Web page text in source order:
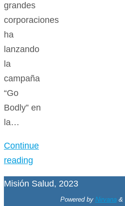
grandes
corporaciones
ha
lanzando
la
campaña
“Go
Bodly” en
la…
Continue
reading
Misión Salud, 2023
Powered by Nirvana&